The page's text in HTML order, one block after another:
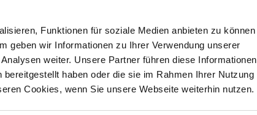
Funktionen für soziale Medien anbieten zu können
geben wir Informationen zu Ihrer Verwendung unserer
weiter. Unsere Partner führen diese Informationen
haben oder die sie im Rahmen Ihrer Nutzung
Cookies, wenn Sie unsere Webseite weiterhin nutzen.